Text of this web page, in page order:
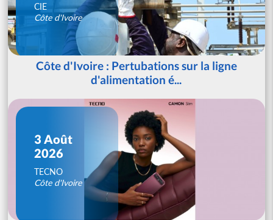
CIE
Côte d'Ivoire
Côte d'Ivoire : Pertubations sur la ligne
d'alimentation é...
3 Août
2026
TECNO
Côte d'Ivoire